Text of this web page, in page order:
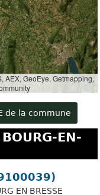
GeoEye, Getmapping,
de la commune
EN-
EN BRESSE